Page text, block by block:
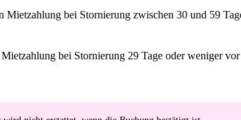
Mietzahlung bei Stornierung zwischen 30 und 59
Mietzahlung bei Stornierung 29 Tage oder weniger